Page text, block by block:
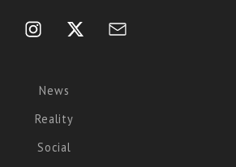
News
Reality
Social